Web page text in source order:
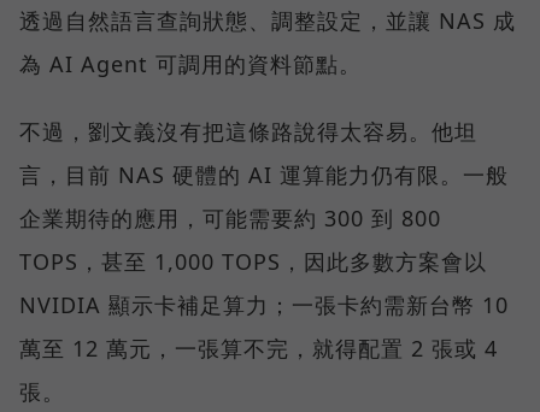
透過自然語言查詢狀態、調整設定，並讓 NAS 成
為 AI Agent 可調用的資料節點。
不過，劉文義沒有把這條路說得太容易。他坦
言，目前 NAS 硬體的 AI 運算能力仍有限。一般
企業期待的應用，可能需要約 300 到 800
TOPS，甚至 1,000 TOPS，因此多數方案會以
NVIDIA 顯示卡補足算力；一張卡約需新台幣 10
萬至 12 萬元，一張算不完，就得配置 2 張或 4
張。